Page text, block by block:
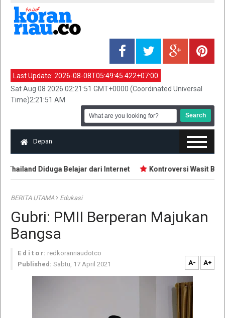
Last Update: 2026-08-08T05:49:45.422+07:00
Sat Aug 08 2026 02:21:51 GMT+0000 (Coordinated Universal
Time)2:21:51 AM
Depan
Diduga Belajar dari Internet Kontroversi Wasit
BERITA UTAMA Edukasi
Gubri: PMII Berperan Majukan
Bangsa
E d i t o r: redkoranriaudotco
Published: Sabtu, 17 April 2021 A- A+